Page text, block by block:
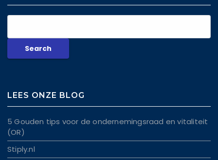
LEES ONZE BLOG
5 Gouden tips voor de ondernemingsraad en vitaliteit
(OR)
Stiply.nl